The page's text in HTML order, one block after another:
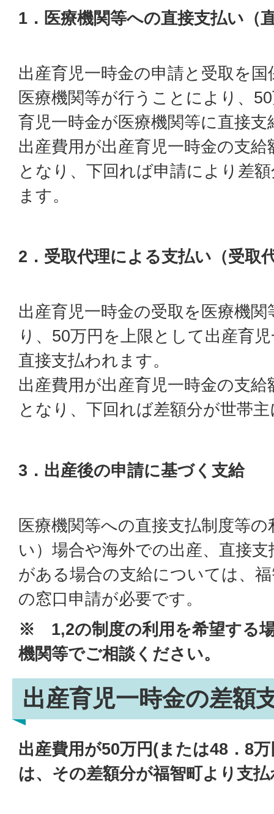
1．医療機関等への直接支払い（
出産育児一時金の申請と受取を
医療機関等が行うことにより、
育児一時金が医療機関等に直接
出産費用が出産育児一時金の支
となり、下回れば申請により差
ます。
2．受取代理による支払い（受取
出産育児一時金の受取を医療機
り、50万円を上限として出産育
直接支払われます。
出産費用が出産育児一時金の支
となり、下回れば差額分が世帯
3．出産後の申請に基づく支給
医療機関等への直接支払制度等
い）場合や海外での出産、直接
がある場合の支給については、
の窓口申請が必要です。
※ 1,2の制度の利用を希望する
機関等でご相談ください。
出産育児一時金の差額
出産費用が50万円(または48．8
は、その差額分が福智町より支